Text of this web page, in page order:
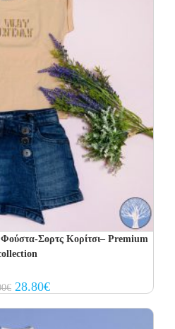
Σορτς Κορίτσι– Premium
€ Original
price
28.80€Current
price